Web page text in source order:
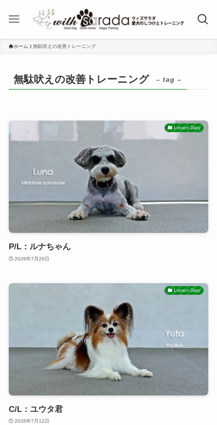
ホーム 無駄吠えの改善トレーニング
無駄吠えの改善トレーニング – tag –
Lesson Diary
P/L：ルナちゃん
2026年7月20日
Lesson Diary
C/L：ユウタ君
2026年7月12日